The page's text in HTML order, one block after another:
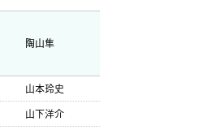
陶山隼
山本玲史
山下洋介